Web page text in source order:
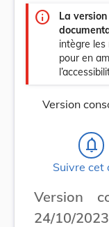
info
La
intègre les
pour en
Version
notifications_none
Suivre cet
Version
24/10/